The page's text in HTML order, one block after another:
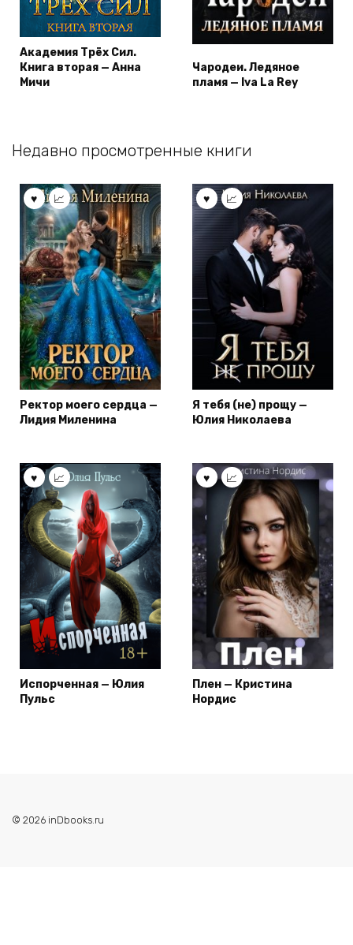
Академия Трёх Сил.
Книга вторая — Анна
Мичи
Чародеи. Ледяное
пламя — Iva La Rey
Недавно просмотренные книги
Ректор моего сердца —
Лидия Миленина
Я тебя (не) прощу —
Юлия Николаева
Испорченная — Юлия
Пульс
Плен — Кристина
Нордис
© 2026 inDbooks.ru